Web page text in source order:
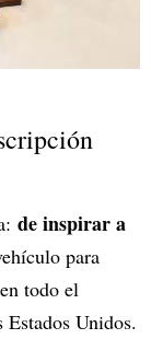
de inspirar a
para
todo el
Unidos.